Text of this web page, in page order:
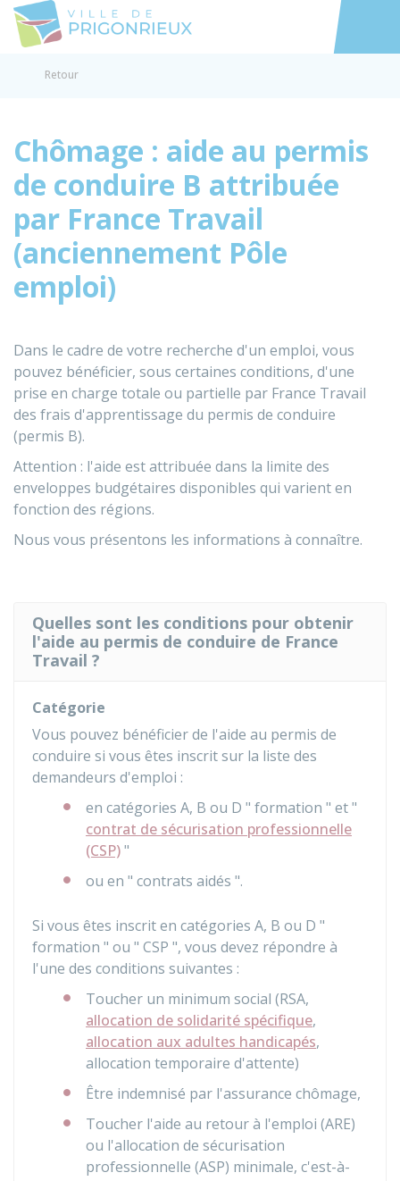
Accéder
Retour
Chômage : aide au permis
de conduire B attribuée
par France Travail
(anciennement Pôle
emploi)
Dans le cadre de votre recherche d'un emploi, vous
pouvez bénéficier, sous certaines conditions, d'une
prise en charge totale ou partielle par France Travail
des frais d'apprentissage du permis de conduire
(permis B).
Attention : l'aide est attribuée dans la limite des
enveloppes budgétaires disponibles qui varient en
fonction des régions.
Nous vous présentons les informations à connaître.
Quelles sont les conditions pour obtenir
l'aide au permis de conduire de France
Travail ?
Catégorie
Vous pouvez bénéficier de l'aide au permis de
conduire si vous êtes inscrit sur la liste des
demandeurs d'emploi :
en catégories A, B ou D " formation " et "
contrat de sécurisation professionnelle
(CSP)"
ou en " contrats aidés ".
Si vous êtes inscrit en catégories A, B ou D "
formation " ou " CSP ", vous devez répondre à
l'une des conditions suivantes :
Toucher un minimum social (RSA,
allocation de solidarité spécifique,
allocation aux adultes handicapés,
allocation temporaire d'attente)
Être indemnisé par l'assurance chômage,
Toucher l'aide au retour à l'emploi (ARE)
ou l'allocation de sécurisation
professionnelle (ASP) minimale, c'est-à-